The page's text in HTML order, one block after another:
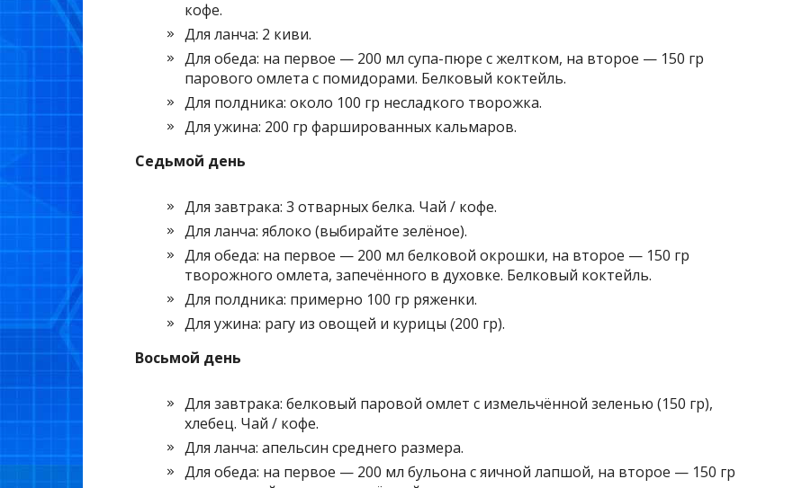
кофе.
Для ланча: 2 киви.
Для обеда: на первое — 200 мл супа-пюре с желтком, на второе — 150 гр
парового омлета с помидорами. Белковый коктейль.
Для полдника: около 100 гр несладкого творожка.
Для ужина: 200 гр фаршированных кальмаров.
Седьмой день
Для завтрака: 3 отварных белка. Чай / кофе.
Для ланча: яблоко (выбирайте зелёное).
Для обеда: на первое — 200 мл белковой окрошки, на второе — 150 гр
творожного омлета, запечённого в духовке. Белковый коктейль.
Для полдника: примерно 100 гр ряженки.
Для ужина: рагу из овощей и курицы (200 гр).
Восьмой день
Для завтрака: белковый паровой омлет с измельчённой зеленью (150 гр),
хлебец. Чай / кофе.
Для ланча: апельсин среднего размера.
Для обеда: на первое — 200 мл бульона с яичной лапшой, на второе — 150 гр